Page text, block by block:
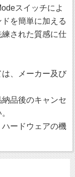
スイッチによ
を簡単に加える
された質感に仕
、メーカー及び
品後のキャンセ
ードウェアの機